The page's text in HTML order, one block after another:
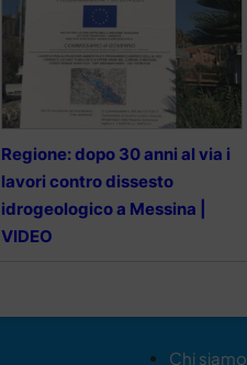
Regione: dopo 30 anni al via i
lavori contro dissesto
idrogeologico a Messina |
VIDEO
Chi siamo